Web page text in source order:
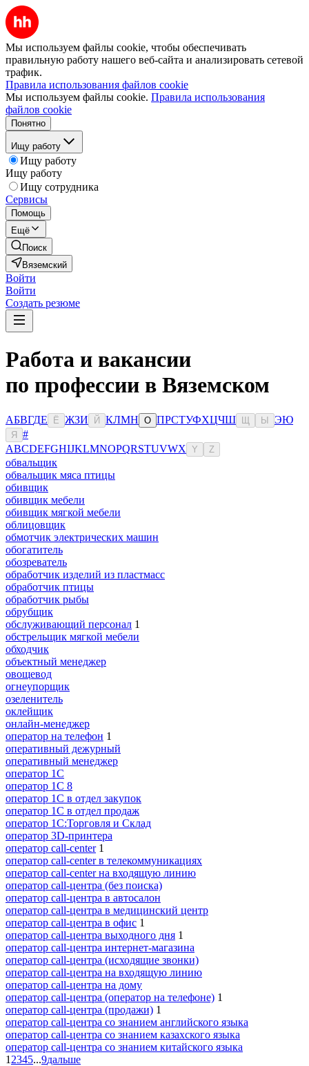
Мы используем файлы cookie, чтобы обеспечивать
правильную работу нашего веб-сайта и анализировать сетевой
трафик.
Правила использования файлов cookie
Мы используем файлы cookie. Правила использования
файлов cookie
Понятно
Ищу работу
Ищу работу
Ищу работу
Ищу сотрудника
Сервисы
Помощь
Ещё
Поиск
Вяземский
Войти
Войти
Создать резюме
Работа и вакансии
по профессии в Вяземском
АБВГДЕ Ё ЖЗИ Й КЛМН О ПРСТУФХЦЧШ Ы ЭЮ
Я
#
ABCDEFGHIJKLMNOPQRSTUVWX Y Z
обвальщик
обвальщик мяса птицы
обивщик
обивщик мебели
обивщик мягкой мебели
облицовщик
обмотчик электрических машин
обогатитель
обозреватель
обработчик изделий из пластмасс
обработчик птицы
обработчик рыбы
обрубщик
обслуживающий персонал 1
обстрельщик мягкой мебели
обходчик
объектный менеджер
овощевод
огнеупорщик
озеленитель
оклейщик
онлайн-менеджер
опeрaтoр нa тeлeфoн 1
оперативный дежурный
оперативный менеджер
оператор 1C
оператор 1С 8
оператор 1С в отдел закупок
оператор 1С в отдел продаж
оператор 1С:Торговля и Склад
оператор 3D-принтера
оператор call-center 1
оператор call-center в телекоммуникациях
оператор call-center на входящую линию
оператор call-центра (без поиска)
оператор call-центра в автосалон
оператор call-центра в медицинский центр
оператор call-центра в офис 1
оператор call-центра выходного дня 1
оператор call-центра интернет-магазина
оператор call-центра (исходящие звонки)
оператор call-центра на входящую линию
оператор call-центра на дому
оператор call-центра (оператор на телефоне) 1
оператор call-центра (продажи) 1
оператор call-центра со знанием английского языка
оператор call-центра со знанием казахского языка
оператор call-центра со знанием китайского языка
1 2345...9дальше